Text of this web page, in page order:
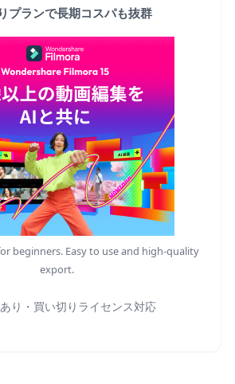
プランで長期コスパも抜群
beginners. Easy to use and high-quality
export.
り・買い切りライセンス対応